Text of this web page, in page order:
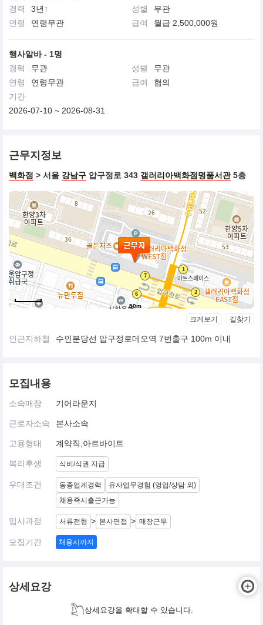
경력
3년↑ 성별
무관
연령
연령무관 급여 월급 2,500,000원
행사알바 - 1명
경력
무관 성별
무관
연령
연령무관 급여
협의
기간
2026-07-10 ~ 2026-08-31
근무지정보
백화점 > 서울 강남구 압구정로 343 갤러리아백화점명품서관5층
50m
크게보기 길찾기
인근지하철 수인분당선 압구정로데오역 7번출구 100m 이내
모집내용
소속매장 기어라운지
근로자소속 본사소속
고용형태 계약직,아르바이트
복리후생 식비/식권 지급
우대조건 동종업계경력
유사업무경험 (영업/상담 외)
채용즉시출근가능
입사과정 서류전형 > 본사면접 > 매장근무
모집기간 채용시까지
상세요강
상세요강을 확대할 수 있습니다.